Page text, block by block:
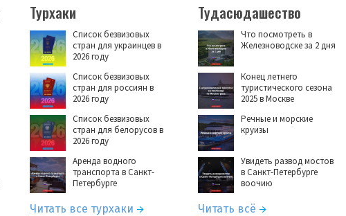
Турхаки
Список безвизовых
стран для украинцев в
2026 году
Список безвизовых
стран для россиян в
2026 году
Список безвизовых
стран для белорусов в
2026 году
Аренда водного
транспорта в Санкт-
Петербурге
Читать все турхаки
Тудасюдашество
Что посмотреть в
Железноводске за 2 дня
Конец летнего
туристического сезона
2025 в Москве
Речные и морские
круизы
Увидеть развод мостов
в Санкт-Петербурге
воочию
Читать всё